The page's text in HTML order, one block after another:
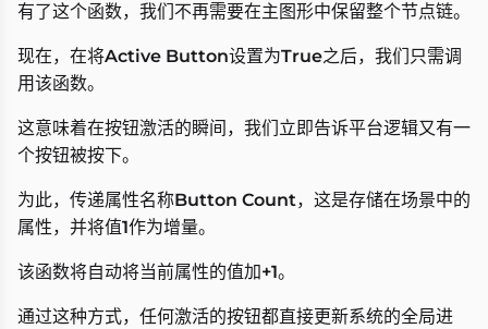
有了这个函数，我们不再需要在主图形中保留整个节点链。
现在，在将Active Button设置为True之后，我们只需调
用该函数。
这意味着在按钮激活的瞬间，我们立即告诉平台逻辑又有一
个按钮被按下。
为此，传递属性名称Button Count，这是存储在场景中的
属性，并将值1作为增量。
该函数将自动将当前属性的值加+1。
通过这种方式，任何激活的按钮都直接更新系统的全局进